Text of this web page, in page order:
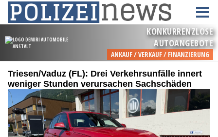
Triesen/Vaduz (FL): Drei Verkehrsunfälle innert
weniger Stunden verursachen Sachschäden